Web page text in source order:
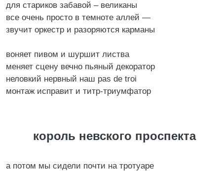
для стариков забавой – великаны
все очень просто в темноте аллей —
звучит оркестр и разоряются карманы
воняет пивом и шуршит листва
меняет сцену вечно пьяный декоратор
неловкий нервный наш pas de troi
монтаж исправит и титр-триумфатор
король невского проспекта
а потом мы сидели почти на тротуаре